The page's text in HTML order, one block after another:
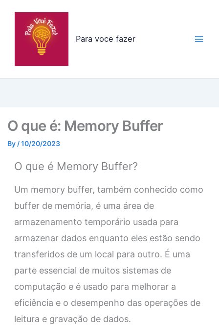
Para voce fazer
O que é: Memory Buffer
By /10/20/2023
O que é Memory Buffer?
Um memory buffer, também conhecido como
buffer de memória, é uma área de
armazenamento temporário usada para
armazenar dados enquanto eles estão sendo
transferidos de um local para outro. É uma
parte essencial de muitos sistemas de
computação e é usado para melhorar a
eficiência e o desempenho das operações de
leitura e gravação de dados.